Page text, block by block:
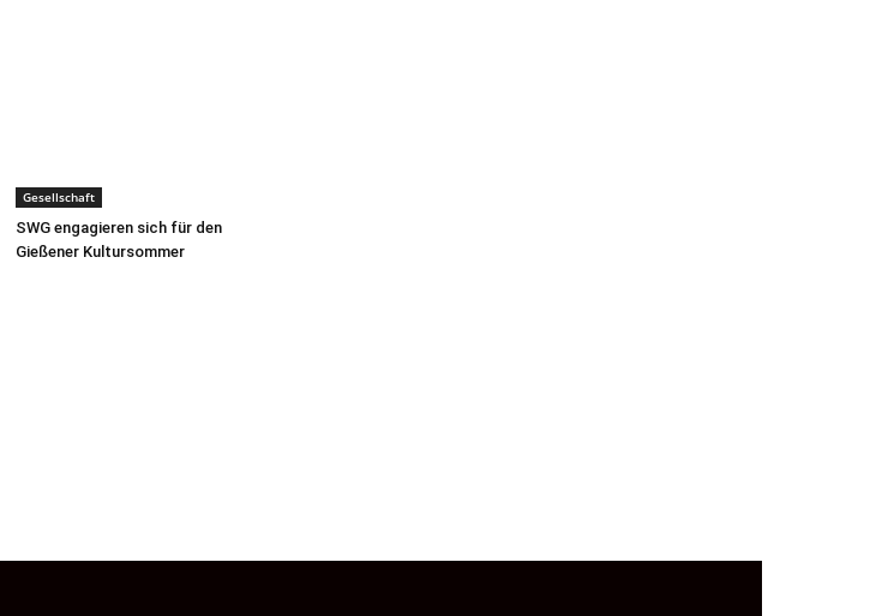
Gesellschaft
SWG engagieren sich für den
Gießener Kultursommer